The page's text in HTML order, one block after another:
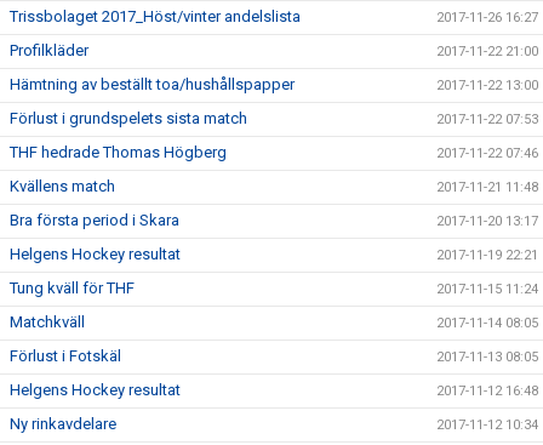
Trissbolaget 2017_Höst/vinter andelslista 2017-11-26 16:27
Profilkläder 2017-11-22 21:00
Hämtning av beställt toa/hushållspapper 2017-11-22 13:00
Förlust i grundspelets sista match 2017-11-22 07:53
THF hedrade Thomas Högberg 2017-11-22 07:46
Kvällens match 2017-11-21 11:48
Bra första period i Skara 2017-11-20 13:17
Helgens Hockey resultat 2017-11-19 22:21
Tung kväll för THF 2017-11-15 11:24
Matchkväll 2017-11-14 08:05
Förlust i Fotskäl 2017-11-13 08:05
Helgens Hockey resultat 2017-11-12 16:48
Ny rinkavdelare 2017-11-12 10:34